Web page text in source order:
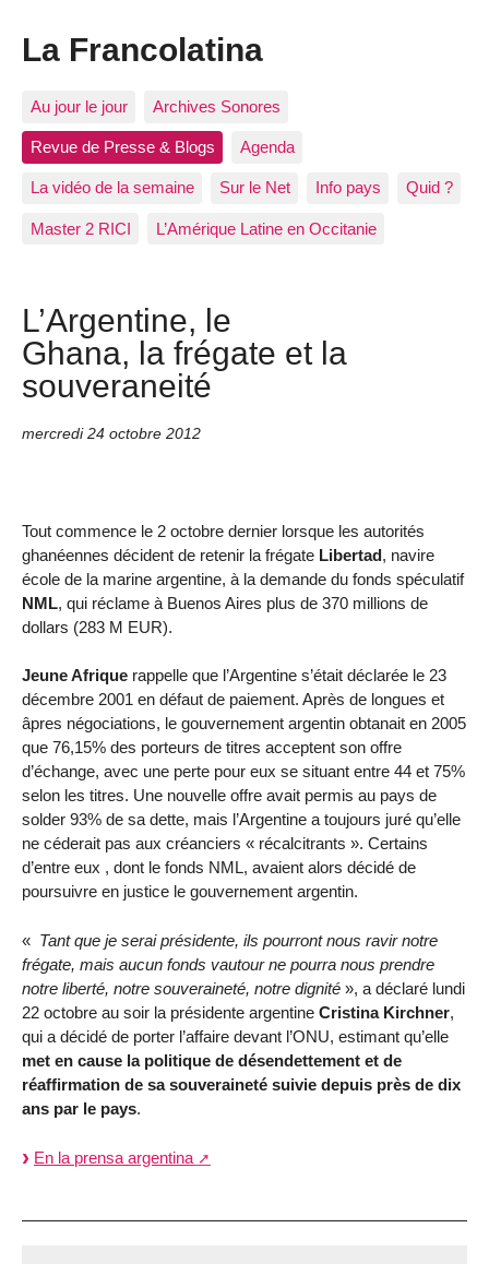
La Francolatina
Au jour le jour Archives Sonores
Revue de Presse & Blogs Agenda
La vidéo de la semaine Sur le Net Info pays Quid ?
Master 2 RICI L’Amérique Latine en Occitanie
L’Argentine, le
Ghana, la frégate et la
souveraneité
mercredi 24 octobre 2012
Tout commence le 2 octobre dernier lorsque les autorités
ghanéennes décident de retenir la frégate Libertad, navire
école de la marine argentine, à la demande du fonds spéculatif
NML, qui réclame à Buenos Aires plus de 370 millions de
dollars (283 M EUR).
Jeune Afrique rappelle que l’Argentine s’était déclarée le 23
décembre 2001 en défaut de paiement. Après de longues et
âpres négociations, le gouvernement argentin obtanait en 2005
que 76,15% des porteurs de titres acceptent son offre
d’échange, avec une perte pour eux se situant entre 44 et 75%
selon les titres. Une nouvelle offre avait permis au pays de
solder 93% de sa dette, mais l’Argentine a toujours juré qu’elle
ne céderait pas aux créanciers « récalcitrants ». Certains
d’entre eux , dont le fonds NML, avaient alors décidé de
poursuivre en justice le gouvernement argentin.
« Tant que je serai présidente, ils pourront nous ravir notre
frégate, mais aucun fonds vautour ne pourra nous prendre
notre liberté, notre souveraineté, notre dignité », a déclaré lundi
22 octobre au soir la présidente argentine Cristina Kirchner,
qui a décidé de porter l’affaire devant l’ONU, estimant qu’elle
met en cause la politique de désendettement et de
réaffirmation de sa souveraineté suivie depuis près de dix
ans par le pays.
En la prensa argentina